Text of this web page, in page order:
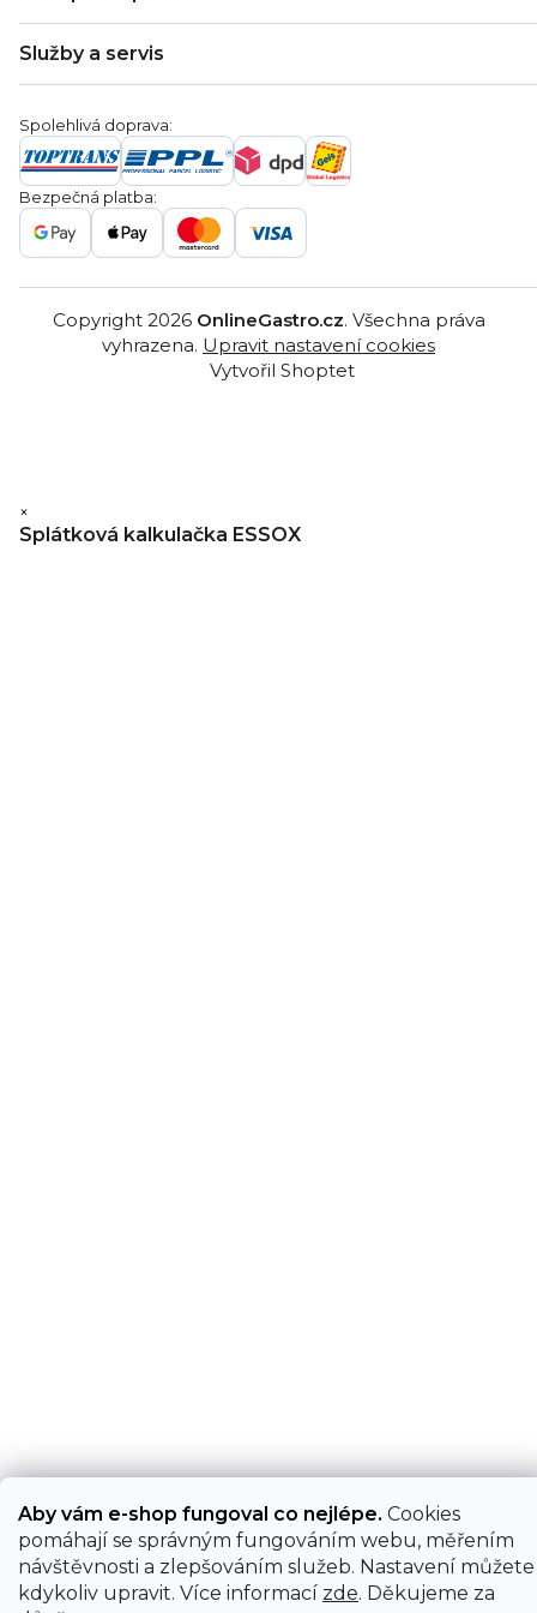
Aby vám e-shop fungoval co nejlépe. Cookies
pomáhají se správným fungováním webu, měřením
návštěvnosti a zlepšováním služeb. Nastavení můžete
kdykoliv upravit. Více informací zde. Děkujeme za
Věrnostní program
Blog
Záruka
Ochrana osobních údajů
Reklamační řády
Služby a servis
Servis a reklamace
Poptávka
Gastro projekty
Značky
Gastro velkoobchod
Spolehlivá doprava:
Bezpečná platba:
Vytvořil Shoptet
Copyright 2026 OnlineGastro.cz. Všechna práva
vyhrazena. Upravit nastavení cookies
×
Splátková kalkulačka ESSOX